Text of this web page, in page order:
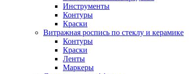
Инструменты
Контуры
Краски
Витражная роспись по стеклу и керамике
Контуры
Краски
Ленты
Маркеры